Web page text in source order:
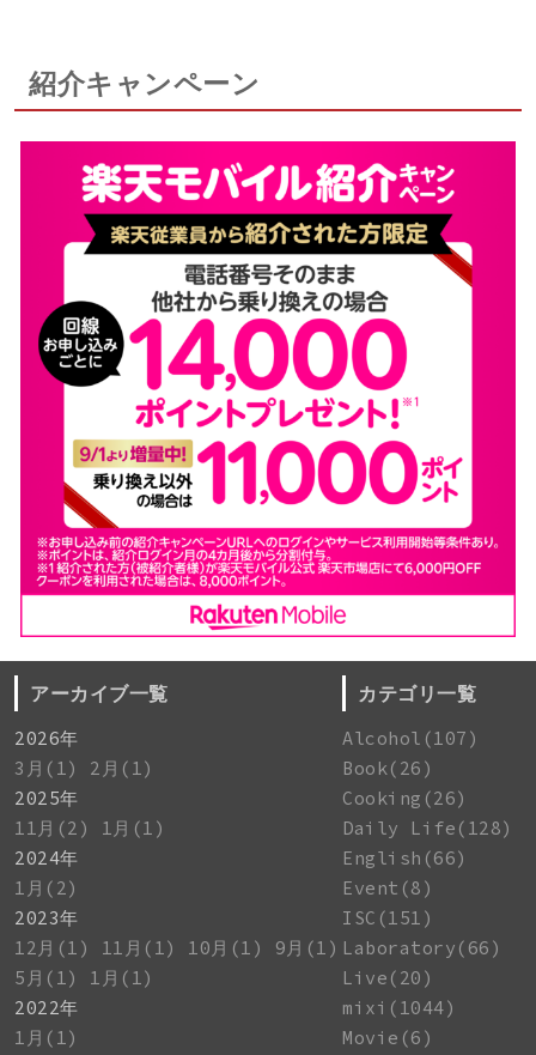
紹介キャンペーン
アーカイブ一覧
2026年
3月(1)
2月(1)
2025年
11月(2)
1月(1)
2024年
1月(2)
2023年
12月(1)
11月(1) 10月(1)
9月(1)
5月(1)
1月(1)
2022年
1月(1)
カテゴリ一覧
Alcohol(107)
Book(26)
Cooking(26)
Daily Life(128)
English(66)
Event(8)
ISC(151)
Laboratory(66)
Live(20)
mixi(1044)
Movie(6)